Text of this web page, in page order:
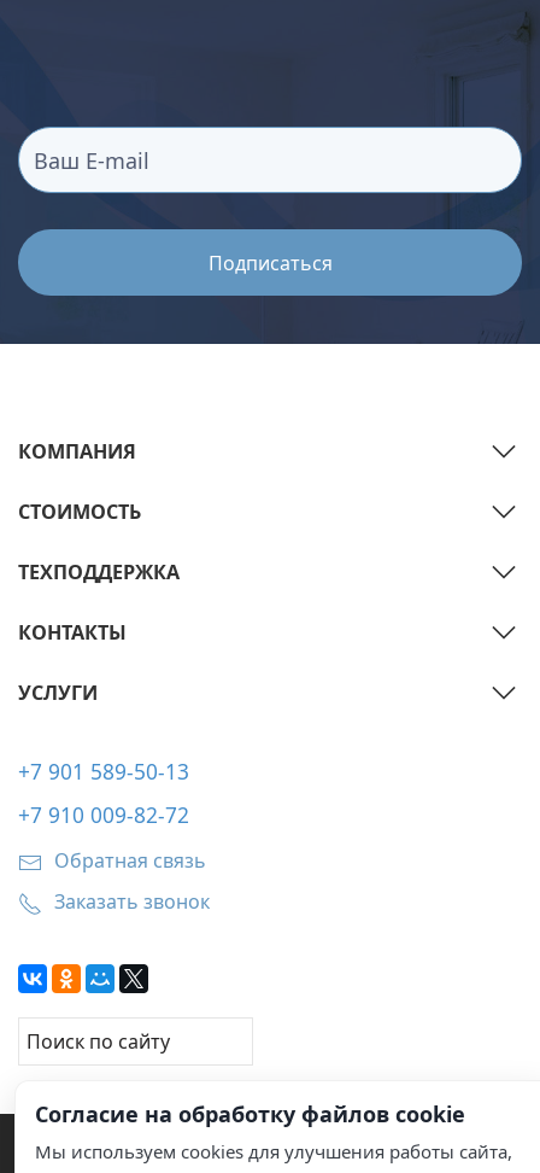
КОМПАНИЯ
СТОИМОСТЬ
ТЕХПОДДЕРЖКА
КОНТАКТЫ
УСЛУГИ
+7 901 589-50-13
+7 910 009-82-72
Обратная связь
Заказать звонок
Согласие на обработку файлов cookie
Мы используем cookies для улучшения работы сайта,